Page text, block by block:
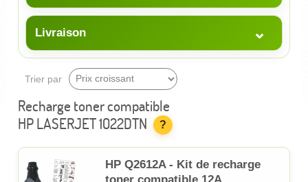
Livraison ⌄
Trier par
Recharge toner compatible
HP LASERJET 1022DTN
?
HP Q2612A - Kit de recharge